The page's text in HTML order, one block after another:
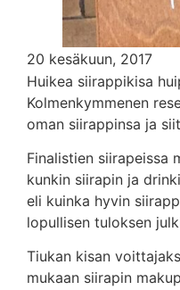
20 kesäkuun, 2017
Huikea siirappikisa
Kolmenkymmenen
oman siirappinsa ja
Finalistien siirapeissa
kunkin siirapin ja
eli kuinka hyvin
lopullisen tuloksen
Tiukan kisan
mukaan siirapin